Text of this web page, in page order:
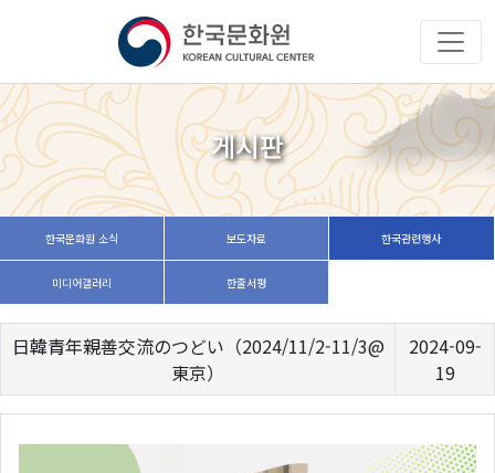
게시판
한국문화원 소식 보도자료 한국관련행사
미디어갤러리 한줄서평
日韓青年親善交流のつどい（2024/11/2-11/3@
東京）
2024-09-
19